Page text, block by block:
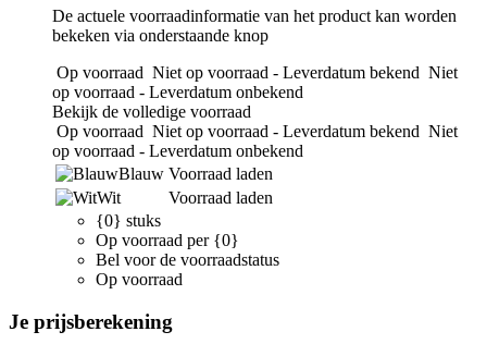
De actuele voorraadinformatie van het product kan worden
bekeken via onderstaande knop
Op voorraad Niet op voorraad - Leverdatum bekend Niet
op voorraad - Leverdatum onbekend
Bekijk de volledige voorraad
Op voorraad Niet op voorraad - Leverdatum bekend Niet
op voorraad - Leverdatum onbekend
Blauw Voorraad laden
Wit
Voorraad laden
{0} stuks
Op voorraad per {0}
Bel voor de voorraadstatus
Op voorraad
Je prijsberekening